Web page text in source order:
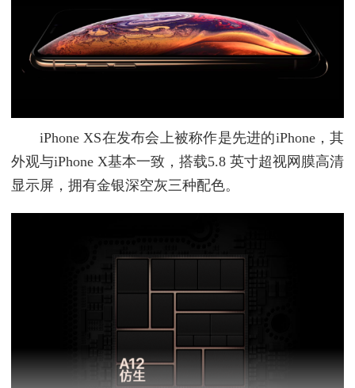
iPhone XS在发布会上被称作是先进的iPhone，其
外观与iPhone X基本一致，搭载5.8 英寸超视网膜高清
显示屏，拥有金银深空灰三种配色。